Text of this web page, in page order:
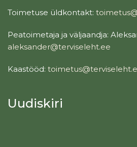
Toimetuse üldkontakt:
Peatoimetaja ja väljaandja:
aleksander@terviseleht.ee
Kaastööd:
Uudiskiri